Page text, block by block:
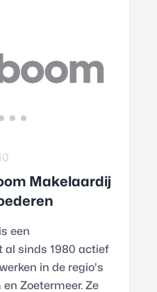
Makelaardij
een
al sinds 1980 actief
in de regio's
Zoetermeer. Ze